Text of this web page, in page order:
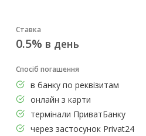
Ставка
0.5% в день
Спосіб погашення
в банку по реквізитам
онлайн з карти
термінали ПриватБанку
через застосунок Privat24